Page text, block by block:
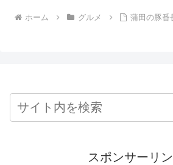
ホーム グルメ 蒲田の豚番
スポンサーリ